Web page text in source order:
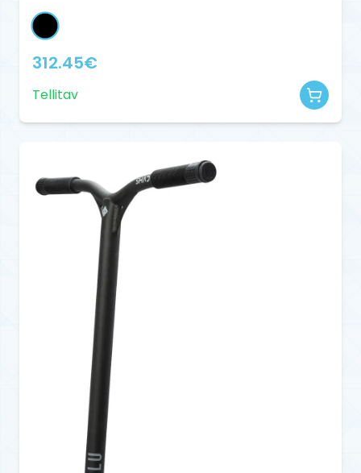
312.45€
Tellitav